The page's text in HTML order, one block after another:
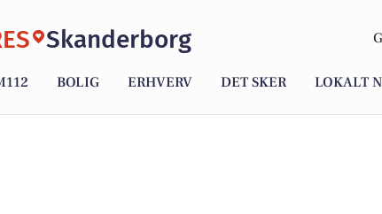
Skanderborg
BOLIG ERHVERV DET SKER LOKALT